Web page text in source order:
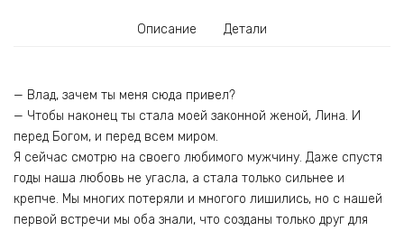
Описание Детали
— Влад, зачем ты меня сюда привел?
— Чтобы наконец ты стала моей законной женой, Лина. И
перед Богом, и перед всем миром.
Я сейчас смотрю на своего любимого мужчину. Даже спустя
годы наша любовь не угасла, а стала только сильнее и
крепче. Мы многих потеряли и многого лишились, но с нашей
первой встречи мы оба знали, что созданы только друг для